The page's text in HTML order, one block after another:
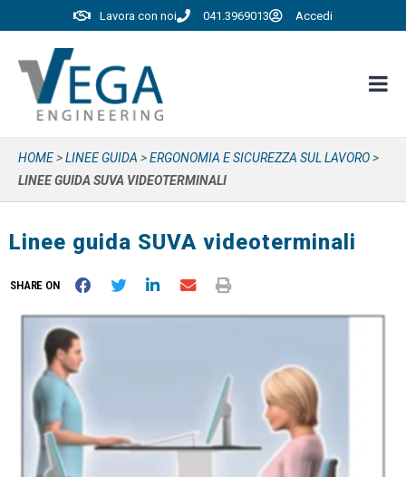
Lavora con noi 041.3969013 Accedi
HOME>LINEE GUIDA >ERGONOMIA E SICUREZZA SUL LAVORO>
LINEE GUIDA SUVA VIDEOTERMINALI
Linee guida SUVA videoterminali
SHARE ON